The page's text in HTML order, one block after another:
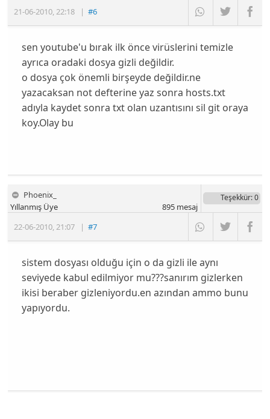
21-06-2010,22:18 |#6
sen youtube'u bırak ilk önce virüslerini temizle
ayrıca oradaki dosya gizli değildir.
o dosya çok önemli birşeyde değildir.ne
yazacaksan not defterine yaz sonra hosts.txt
adıyla kaydet sonra txt olan uzantısını sil git oraya
koy.Olay bu
Phoenix_
22-06-2010,21:07 |#7
Yıllanmış Üye
Teşekkür: 0
895mesaj
sistem dosyası olduğu için o da gizli ile aynı
seviyede kabul edilmiyor mu???sanırım gizlerken
ikisi beraber gizleniyordu.en azından ammo bunu
yapıyordu.